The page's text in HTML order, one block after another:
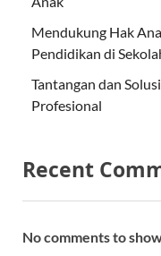
Mendukung Hak
Pendidikan di
Tantangan dan
Profesional
Recent
No comments to